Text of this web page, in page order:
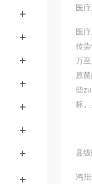
医
医
传
万
原
些
标
县
鸿